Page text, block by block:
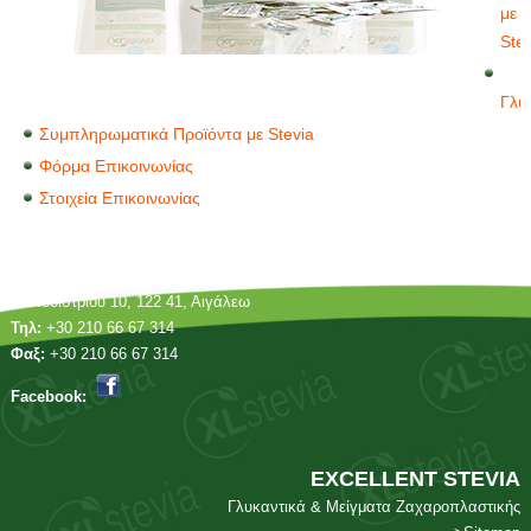
με
Συμπληρωματικά Προϊόντα με Stevia
Φόρμα Επικοινωνίας
Στοιχεία Επικοινωνίας
Καποδιστρίου 10, 122 41, Αιγάλεω
Τηλ: +30 210 66 67 314
Φαξ: +30 210 66 67 314
Facebook:
EXCELLENT STEVIA
Γλυκαντικά & Μείγματα Ζαχαροπλαστικής